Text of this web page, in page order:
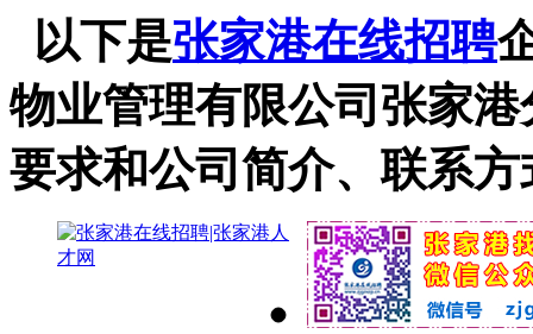
以下是张家港在线招聘
物业管理有限公司张家
要求和公司简介、联系方